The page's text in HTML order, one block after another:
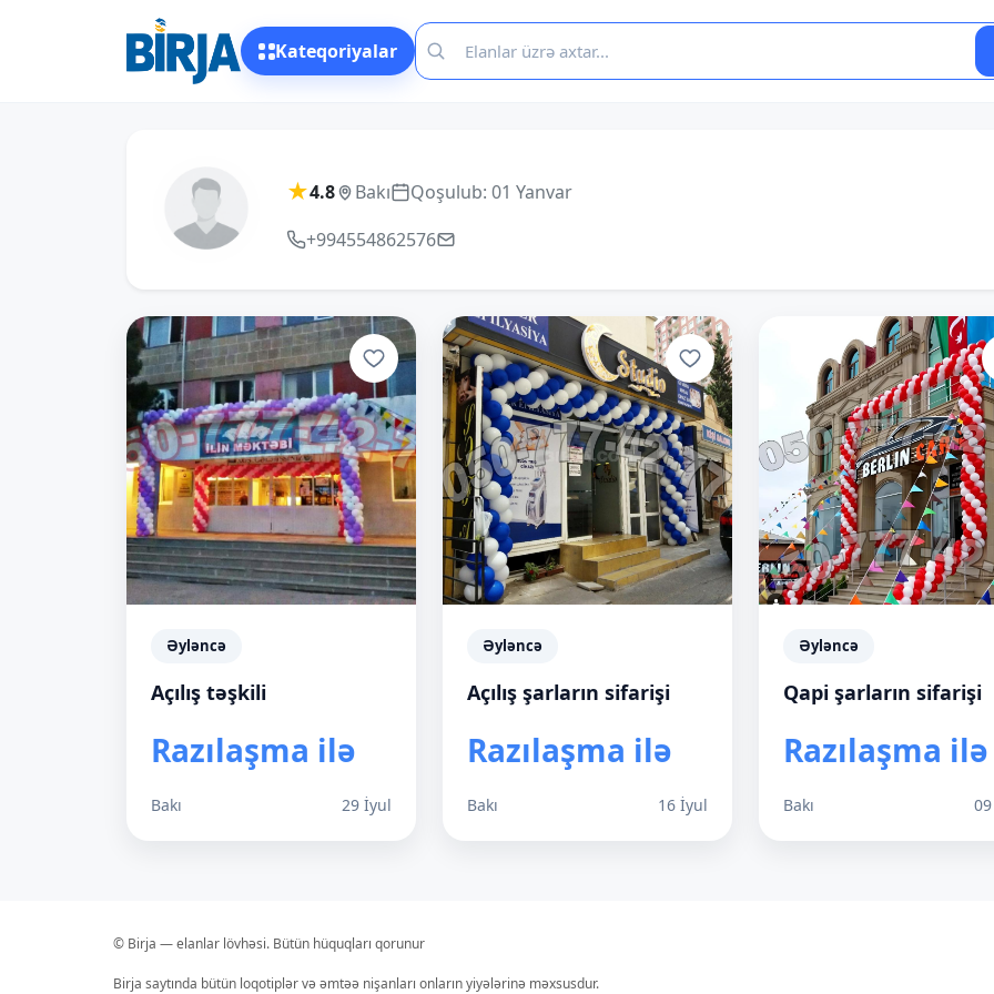
Kateqoriyalar
★4.8 Bakı
Qoşulub: 01 Yanvar
+994554862576
Əyləncə
Açılış təşkili
Razılaşma ilə
Bakı 29 İyul
Əyləncə
Açılış şarların sifarişi
Razılaşma ilə
Bakı 16 İyul
Əyləncə
Qapi şarların sifarişi
Razılaşma ilə
Bakı
© Birja — elanlar lövhəsi. Bütün hüquqları qorunur
Birja saytında bütün loqotiplər və əmtəə nişanları onların yiyələrinə məxsusdur.